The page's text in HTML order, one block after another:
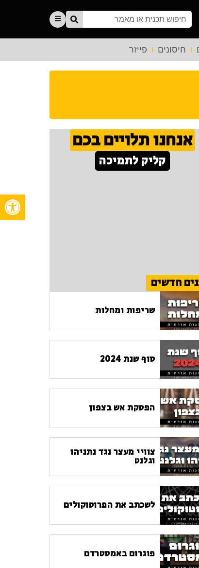
חיסונים פייזר
אנחנו תלויים בכם
קליק לתמיכה
חדשים
שריפות ומחלות
סוף שנת 2024
הפסקת אש בצפון
צוויי מעצר נגד נתניהו
וגלנט
לשכתב את הפרוטוקולים
פוגרום באמסטרדם